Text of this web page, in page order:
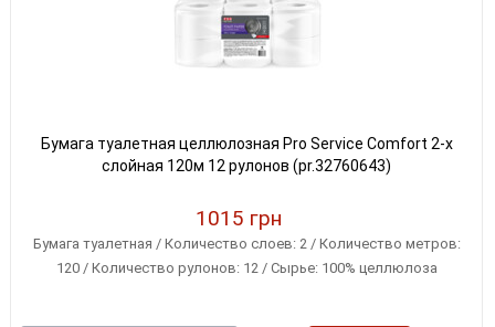
Бумага туалетная целлюлозная Pro Service Comfort 2-х
слойная 120м 12 рулонов (pr.32760643)
1015 грн
Бумага туалетная / Количество слоев: 2 / Количество метров:
120 / Количество рулонов: 12 / Сырье: 100% целлюлоза